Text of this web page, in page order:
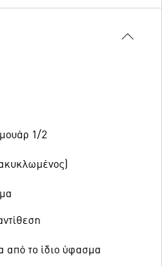
1/2
από το ίδιο ύφασμα